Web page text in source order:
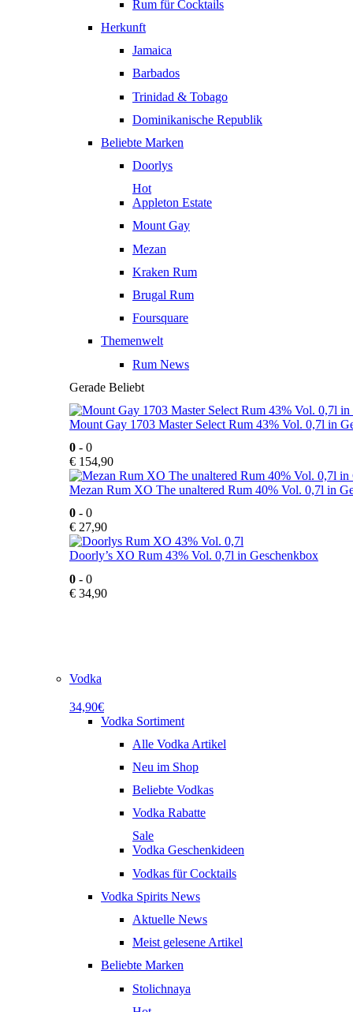
Rum für Cocktails
Herkunft
Jamaica
Barbados
Trinidad & Tobago
Dominikanische Republik
Beliebte Marken
Doorlys
Hot
Appleton Estate
Mount Gay
Mezan
Kraken Rum
Brugal Rum
Foursquare
Themenwelt
Rum News
Gerade Beliebt
Mount Gay 1703 Master Select Rum 43% Vol. 0,7l in
0 - 0
€ 154,90
Mezan Rum XO The unaltered Rum 40% Vol. 0,7l in
0 - 0
€ 27,90
Doorly’s XO Rum 43% Vol. 0,7l in Geschenkbox
0 - 0
€ 34,90
Vodka
34,90€
Vodka Sortiment
Alle Vodka Artikel
Neu im Shop
Beliebte Vodkas
Vodka Rabatte
Sale
Vodka Geschenkideen
Vodkas für Cocktails
Vodka Spirits News
Aktuelle News
Meist gelesene Artikel
Beliebte Marken
Stolichnaya